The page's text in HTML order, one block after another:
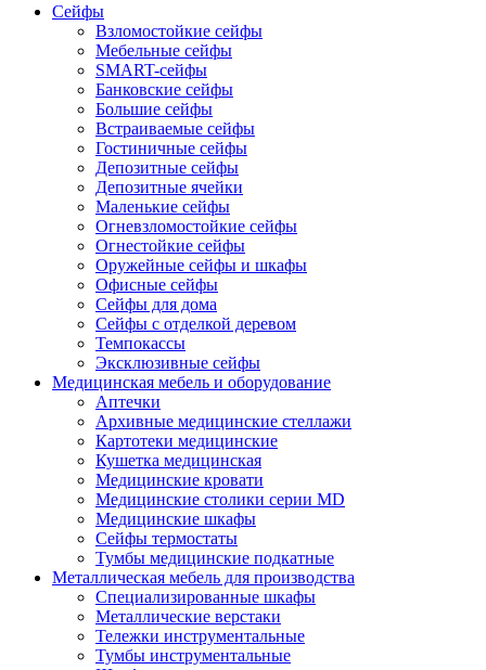
Сейфы
Взломостойкие сейфы
Мебельные сейфы
SMART-сейфы
Банковские сейфы
Большие сейфы
Встраиваемые сейфы
Гостиничные сейфы
Депозитные сейфы
Депозитные ячейки
Маленькие сейфы
Огневзломостойкие сейфы
Огнестойкие сейфы
Оружейные сейфы и шкафы
Офисные сейфы
Сейфы для дома
Сейфы с отделкой деревом
Темпокассы
Эксклюзивные сейфы
Медицинская мебель и оборудование
Аптечки
Архивные медицинские стеллажи
Картотеки медицинские
Кушетка медицинская
Медицинские кровати
Медицинские столики серии MD
Медицинские шкафы
Сейфы термостаты
Тумбы медицинские подкатные
Металлическая мебель для производства
Cпециализированные шкафы
Металлические верстаки
Тележки инструментальные
Тумбы инструментальные